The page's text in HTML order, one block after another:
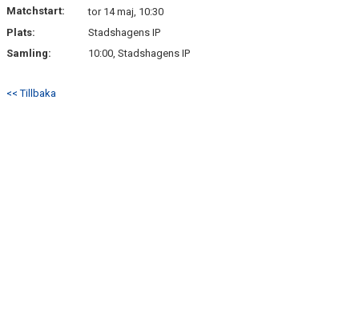
FAQ
Matchstart:
tor 14 maj, 10:30
Plats:
Stadshagens IP
Samling:
10:00, Stadshagens IP
<< Tillbaka